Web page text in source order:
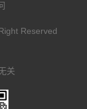
Reserved
关